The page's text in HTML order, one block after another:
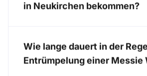
in Neukirchen bekommen?
Wie lange dauert in der
Entrümpelung einer Messie